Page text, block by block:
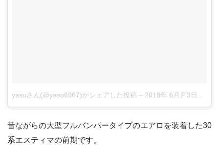
yasuさん(@yasu6967)がシェアした投稿 – 2018年 6月月3日午前7時42分PDT
昔ながらの大型フルバンパータイプのエアロを装着した30
系エスティマの前期です。